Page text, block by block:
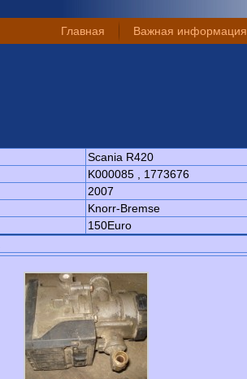
Главная Важная информация
Scania R420
K000085 , 1773676
2007
Knorr-Bremse
150Euro